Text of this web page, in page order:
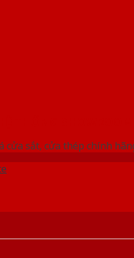
cửa sắt, cửa thép chính